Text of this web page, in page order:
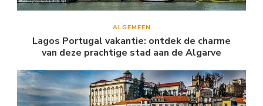
ALGEMEEN
Lagos Portugal vakantie: ontdek de charme
van deze prachtige stad aan de Algarve